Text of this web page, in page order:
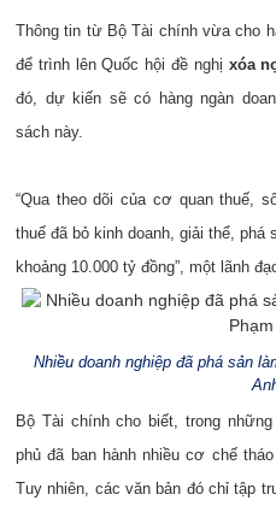
Thông tin từ Bộ Tài chính vừa cho
để trình lên Quốc hội đề nghị xóa
đó, dự kiến sẽ có hàng ngàn
sách này.
“Qua theo dõi của cơ quan thuế,
thuế đã bỏ kinh doanh, giải thể,
khoảng 10.000 tỷ đồng”, một lãnh
Nhiều doanh nghiệp đã phá sản
Bộ Tài chính cho biết, trong
phủ đã ban hành nhiều cơ chế
Tuy nhiên, các văn bản đó chỉ tập